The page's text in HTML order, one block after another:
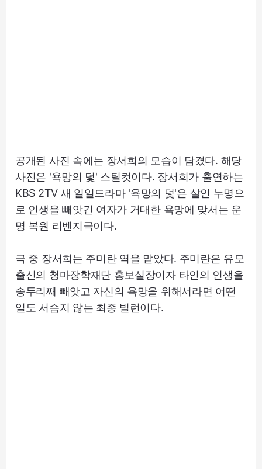
공개된 사진 속에는 장서희의 모습이 담겼다. 해당
사진은 '욕망의 덫' 스틸컷이다. 장서희가 출연하는
KBS 2TV 새 일일드라마 '욕망의 덫'은 살인 누명으
로 인생을 빼앗긴 여자가 거대한 욕망에 맞서는 운
명 복원 리벤지극이다.
극 중 장서희는 주미란 역을 맡았다. 주미란은 유모
출신의 청마장학재단 홍보실장이자 타인의 인생을
송두리째 빼앗고 자신의 욕망을 위해서라면 어떤
일도 서슴지 않는 최종 빌런이다.